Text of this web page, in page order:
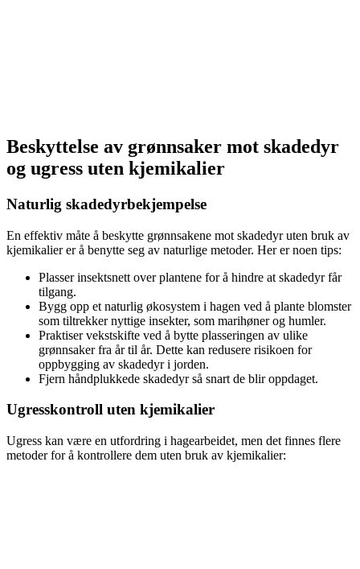
Beskyttelse av grønnsaker mot skadedyr
og ugress uten kjemikalier
Naturlig skadedyrbekjempelse
En effektiv måte å beskytte grønnsakene mot skadedyr uten bruk av
kjemikalier er å benytte seg av naturlige metoder. Her er noen tips:
Plasser insektsnett over plantene for å hindre at skadedyr får
tilgang.
Bygg opp et naturlig økosystem i hagen ved å plante blomster
som tiltrekker nyttige insekter, som marihøner og humler.
Praktiser vekstskifte ved å bytte plasseringen av ulike
grønnsaker fra år til år. Dette kan redusere risikoen for
oppbygging av skadedyr i jorden.
Fjern håndplukkede skadedyr så snart de blir oppdaget.
Ugresskontroll uten kjemikalier
Ugress kan være en utfordring i hagearbeidet, men det finnes flere
metoder for å kontrollere dem uten bruk av kjemikalier: